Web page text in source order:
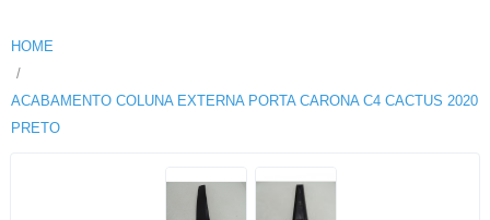
HOME
ACABAMENTO COLUNA EXTERNA PORTA CARONA C4 CACTUS 2020
PRETO